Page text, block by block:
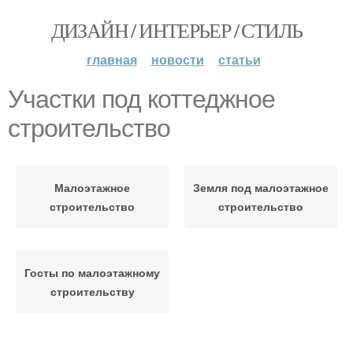
ДИЗАЙН / ИНТЕРЬЕР / СТИЛЬ
главная новости статьи
Участки под коттеджное
строительство
Малоэтажное
строительство
Земля под малоэтажное
строительство
Госты по малоэтажному
строительству